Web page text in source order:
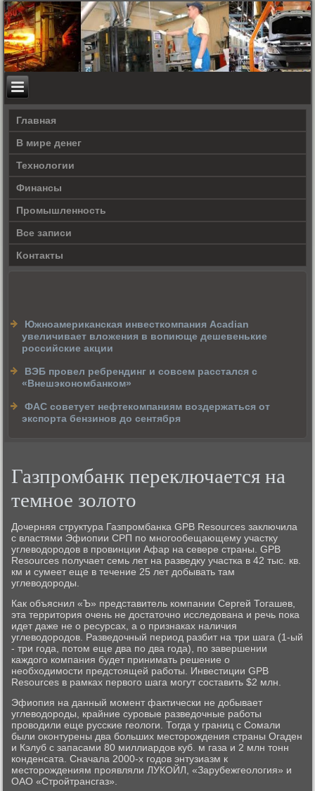
Главная
В мире денег
Технологии
Финансы
Промышленность
Все записи
Контакты
Южноамериканская инвесткомпания Acadian
увеличивает вложения в вопиюще дешевенькие
российские акции
ВЭБ провел ребрендинг и совсем расстался с
«Внешэкономбанком»
ФАС советует нефтекомпаниям воздержаться от
экспорта бензинов до сентября
Газпромбанк переключается на
темное золото
Дочерняя структура Газпромбанка GPB Resources заключила
с властями Эфиопии СРП по многообещающему участку
углеводородов в провинции Афар на севере страны. GPB
Resources получает семь лет на разведку участка в 42 тыс. кв.
км и сумеет еще в течение 25 лет добывать там
углеводороды.
Как объяснил «Ъ» представитель компании Сергей Тогашев,
эта территория очень не достаточно исследована и речь пока
идет даже не о ресурсах, а о признаках наличия
углеводородов. Разведочный период разбит на три шага (1-ый
- три года, потом еще два по два года), по завершении
каждого компания будет принимать решение о
необходимости предстоящей работы. Инвестиции GPB
Resources в рамках первого шага могут составить $2 млн.
Эфиопия на данный момент фактически не добывает
углеводороды, крайние суровые разведочные работы
проводили еще русские геологи. Тогда у границ с Сомали
были оконтурены два больших месторождения страны Огаден
и Кэлуб с запасами 80 миллиардов куб. м газа и 2 млн тонн
конденсата. Сначала 2000-х годов энтузиазм к
месторождениям проявляли ЛУКОЙЛ, «Зарубежгеология» и
ОАО «Стройтрансгаз».